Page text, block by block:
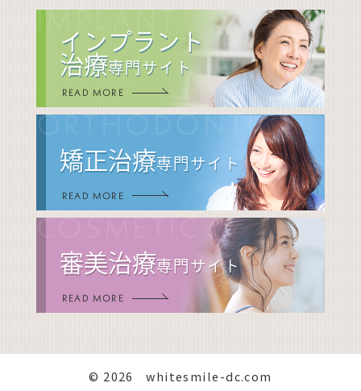
IMPLANT
インプラント
治療専門サイト
READ MORE
ORTHODONTIC
矯正治療専門サイト
READ MORE
COSMETIC
審美治療専門サイト
READ MORE
© 2026 whitesmile-dc.com